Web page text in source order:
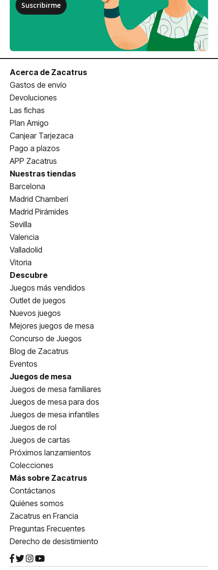
Suscribirme
Acerca de Zacatrus
Gastos de envío
Devoluciones
Las fichas
Plan Amigo
Canjear Tarjezaca
Pago a plazos
APP Zacatrus
Nuestras tiendas
Barcelona
Madrid Chamberí
Madrid Pirámides
Sevilla
Valencia
Valladolid
Vitoria
Descubre
Juegos más vendidos
Outlet de juegos
Nuevos juegos
Mejores juegos de mesa
Concurso de Juegos
Blog de Zacatrus
Eventos
Juegos de mesa
Juegos de mesa familiares
Juegos de mesa para dos
Juegos de mesa infantiles
Juegos de rol
Juegos de cartas
Próximos lanzamientos
Colecciones
Más sobre Zacatrus
Contáctanos
Quiénes somos
Zacatrus en Francia
Preguntas Frecuentes
Derecho de desistimiento